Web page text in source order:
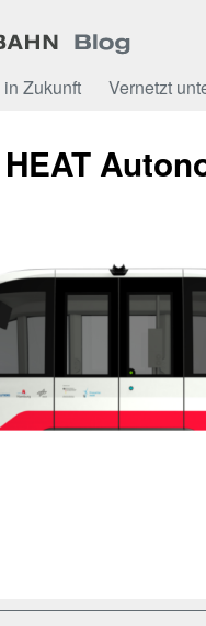
in Zukunft Vernetzt